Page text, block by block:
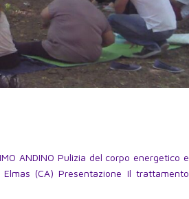
ANDINO Pulizia del corpo energetico e
(CA) Presentazione Il trattamento